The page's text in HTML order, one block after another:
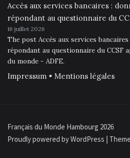
Accès aux services bancaires :
répondant au questionnaire du
16 juillet 2026
The post Accès aux services
répondant au questionnaire du CCSF
du monde - ADFE.
Impressum • Mentions légales
Français du Monde Hambourg 2026
Proudly powered by WordPress |